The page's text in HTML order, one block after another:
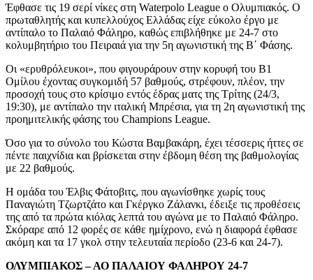
Έφθασε τις 19 σερί νίκες στη Waterpolo League ο Ολυμπιακός. Ο
πρωταθλητής και κυπελλούχος Ελλάδας είχε εύκολο έργο με
αντίπαλο το Παλαιό Φάληρο, καθώς επιβλήθηκε με 24-7 στο
κολυμβητήριο του Πειραιά για την 5η αγωνιστική της Β΄ Φάσης.
Οι «ερυθρόλευκοι», που φιγουράρουν στην κορυφή του Β1
Ομίλου έχοντας συγκομιδή 57 βαθμούς, στρέφουν, πλέον, την
προσοχή τους στο κρίσιμο εντός έδρας ματς της Τρίτης (24/3,
19:30), με αντίπαλο την ιταλική Μπρέσια, για τη 2η αγωνιστική της
προημιτελικής φάσης του Champions League.
Όσο για το σύνολο του Κώστα Βαμβακάρη, έχει τέσσερις ήττες σε
πέντε παιχνίδια και βρίσκεται στην έβδομη θέση της βαθμολογίας
με 22 βαθμούς.
Η ομάδα του Έλβις Φάτοβιτς, που αγωνίσθηκε χωρίς τους
Παναγιώτη Τζωρτζάτο και Γκέργκο Ζάλανκι, έδειξε τις προθέσεις
της από τα πρώτα κιόλας λεπτά του αγώνα με το Παλαιό Φάληρο.
Σκόραρε από 12 φορές σε κάθε ημίχρονο, ενώ η διαφορά έφθασε
ακόμη και τα 17 γκολ στην τελευταία περίοδο (23-6 και 24-7).
ΟΛΥΜΠΙΑΚΟΣ – ΑΟ ΠΑΛΑΙΟΥ ΦΑΛΗΡΟΥ 24-7